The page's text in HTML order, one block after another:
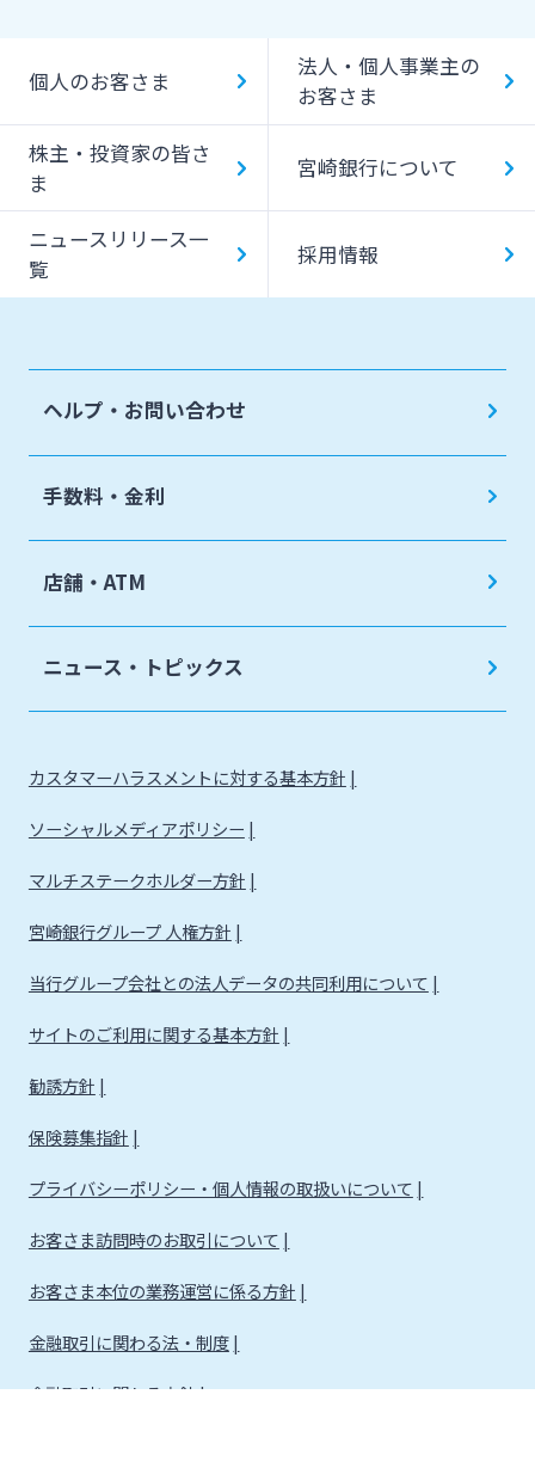
個人のお客さま
法人・個人事業主の
お客さま
株主・投資家の皆さ
ま
宮崎銀行について
ニュースリリース一
覧
採用情報
ヘルプ・お問い合わせ
手数料・金利
店舗・ATM
ニュース・トピックス
カスタマーハラスメントに対する基本方針
ソーシャルメディアポリシー
マルチステークホルダー方針
宮崎銀行グループ 人権方針
当行グループ会社との法人データの共同利用について
サイトのご利用に関する基本方針
勧誘方針
保険募集指針
プライバシーポリシー・個人情報の取扱いについて
お客さま訪問時のお取引について
お客さま本位の業務運営に係る方針
金融取引に関わる法・制度
金融取引に関わる方針